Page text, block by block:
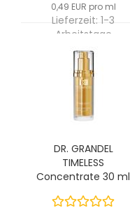
0,49 EUR pro ml
Lieferzeit: 1-3
Arbeitstage
DR. GRANDEL
TIMELESS
Concentrate 30 ml